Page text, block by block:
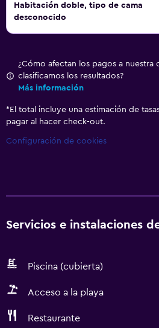
Habitación doble, tipo de cama
desconocido
¿Cómo afectan los pagos a nuestra
clasificamos los resultados?
Más información
* El total incluye una estimación de
pagar al hacer check-out.
Configuración de cookies
Servicios e instalaciones
Piscina (cubierta)
Acceso a la playa
Restaurante